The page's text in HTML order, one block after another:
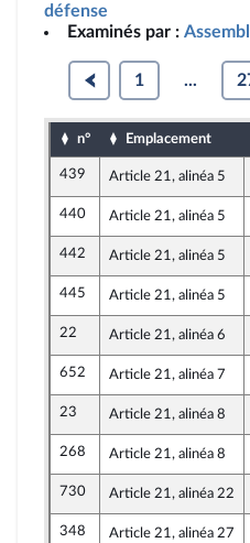
défense
Examinés par :
1 ...
n° Emplacement
439 Article 21, alinéa 5
440 Article 21, alinéa 5
442 Article 21, alinéa 5
445 Article 21, alinéa 5
22 Article 21, alinéa 6
652 Article 21, alinéa 7
23 Article 21, alinéa 8
268 Article 21, alinéa 8
730 Article 21, alinéa 22
348 Article 21, alinéa 27